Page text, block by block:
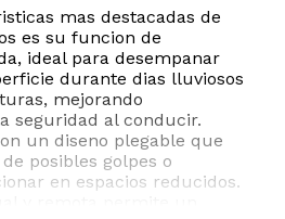
mas destacadas de
es su funcion de
ideal para desempanar
durante dias lluviosos
mejorando
seguridad al conducir.
un diseno plegable que
posibles golpes o
en espacios reducidos.